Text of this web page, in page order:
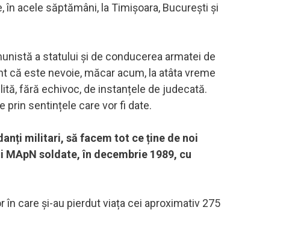
acele săptămâni, la Timișoara, București și
a statului și de conducerea armatei de
că este nevoie, măcar acum, la atâta vreme
fără echivoc, de instanțele de judecată.
prin sentințele care vor fi date.
militari, să facem tot ce ține de noi
soldate, în decembrie 1989, cu
care și-au pierdut viața cei aproximativ 275